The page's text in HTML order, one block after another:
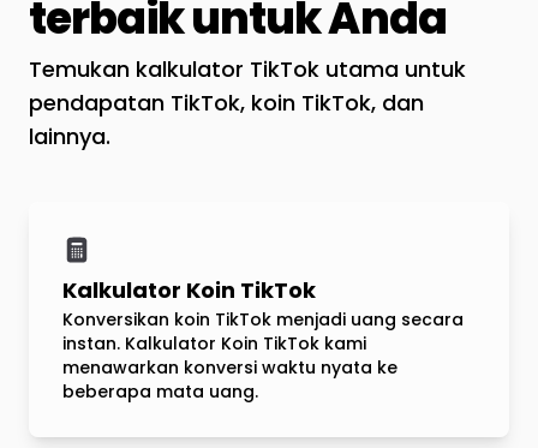
terbaik untuk Anda
Temukan kalkulator TikTok utama untuk
pendapatan TikTok, koin TikTok, dan
lainnya.
Kalkulator Koin TikTok
Konversikan koin TikTok menjadi uang secara
instan. Kalkulator Koin TikTok kami
menawarkan konversi waktu nyata ke
beberapa mata uang.